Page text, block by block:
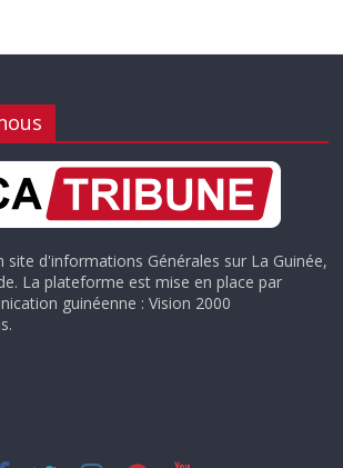
site d'informations Générales sur La Guinée,
La plateforme est mise en place par
guinéenne : Vision 2000